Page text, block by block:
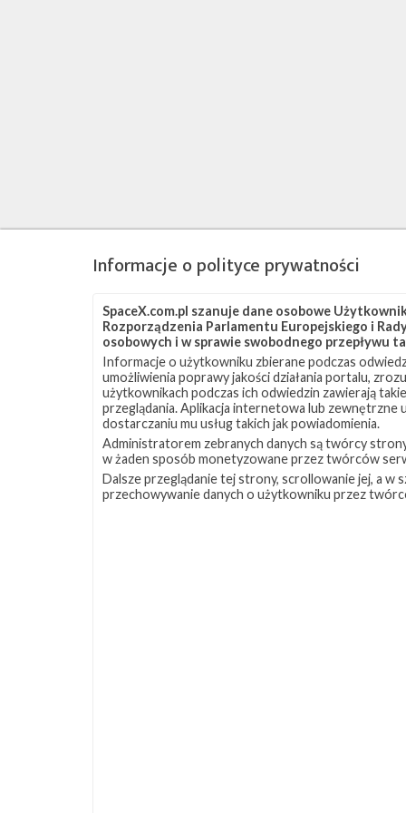
Informacje o polityce prywatności
SpaceX.com.pl szanuje dane osobowe
Rozporządzenia Parlamentu Europejskiego i
osobowych i w sprawie swobodnego przepływu
Informacje o użytkowniku zbierane podczas
umożliwienia poprawy jakości działania portalu,
użytkownikach podczas ich odwiedzin zawierają
przeglądania. Aplikacja internetowa lub
dostarczaniu mu usług takich jak powiadomienia.
Administratorem zebranych danych są twórcy
w żaden sposób monetyzowane przez twórców
Dalsze przeglądanie tej strony, scrollowanie jej, a w
przechowywanie danych o użytkowniku przez